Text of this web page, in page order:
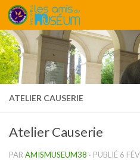
Skip to content
ATELIER CAUSERIE
Atelier Causerie
PAR AMISMUSEUM38 · PUBLIÉ 6